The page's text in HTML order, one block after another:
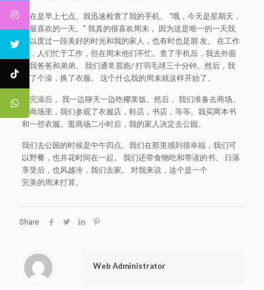
现在是早上七点。我迅速检查了我的手机。 “哦，今天是星期天，
我最喜欢的一天。” 我真的很喜欢周末， 因为这是唯一的一天我
可以度过一段美好的时光和我的家人，也有时也是朋 友。 在工作
日，人们忙于工作，但在周末他们不忙。查了手机后，我去外面
见我爸爸和弟弟。 我们通常晨跑/ 打羽毛球三十分钟。然后，我
洗了个澡，换了衣服。 这个什么我的周末就这样开始了。
洗完澡后， 我一边聊天一边吃椰浆饭。然后， 我们准备去商场。
在商场里，我们参观了衣服店，鞋店，书店，等等。我买两本书
和一些衣服。逛商场二小时后，我的家人决定去公园。
我们去公园的时候是中午四点。我们在那里感到很幸福，我们可
以野餐，也并花时间在一起。 我们还带食物吃和带读的书。 日落
享受后，也风越冷，我们去家。 对我来说，这个是一个
完美的周末打算。
Share
Web Administrator